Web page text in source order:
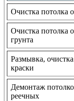
Очистка потолка
Очистка потолка
грунта
Размывка,
краски
Демонтаж
реечных